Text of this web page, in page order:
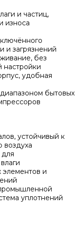
и частиц,
износа
и загрязнений
без
настройки
удобная
бытовых
устойчивый к
воздуха
и
уплотнений